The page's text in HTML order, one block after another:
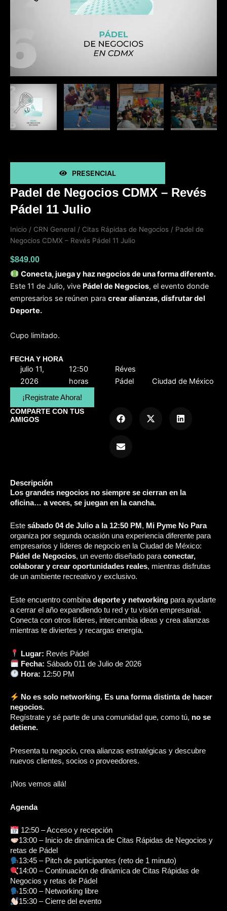
PRESENCIAL
Padel de Negocios CDMX – Revés
Pádel 11 Julio
Inicio / CRN General / Citas Rápidas de Negocios / Padel de
Negocios CDMX – Revés Pádel 11 Julio
$849.00
Conecta, juega y haz negocios de una forma diferente.
Este 11 de Julio, vive Pádel de Negocios, el evento donde
empresarios se reúnen para crear alianzas, disfrutar del
Deporte.
Cupo limitado.
FECHA Y HORA
julio 11,
2026
12:50
horas
Réves
Pádel
Ciudad de México
¡Registrate Ahora!
COMPARTE CON TUS
AMIGOS
Descripción
Los grandes negocios no siempre se cierran en la
oficina… a veces, se juegan en la cancha.
Este sábado 04 de Julio a la 12:50 PM , Mi Pyme No Para
organiza por segunda ocasión una experiencia diferente para
empresarios y líderes de negocio en la Ciudad de México:
Pádel de Negocios, un evento diseñado paraconectar,
colaborar y crear oportunidades reales, mientras disfrutas
de un ambiente recreativo y exclusivo.
Este encuentro combina deporte y networking para ayudarte
a cerrar el año expandiendo tu red y tu visión empresarial.
Conecta con otros líderes, intercambia ideas y crea alianzas
mientras te diviertes y recargas energía.
Lugar: Revés Pádel
Fecha: Sábado 011 de Julio de 2026
Hora: 12:50 PM
No es solo networking. Es una forma distinta de hacer
negocios.
Regístrate y sé parte de una comunidad que, como tú, no se
detiene.
Presenta tu negocio, crea alianzas estratégicas y descubre
nuevos clientes, socios o proveedores.
¡Nos vemos allá!
Agenda
12:50 – Acceso y recepción
13:00 – Inicio de dinámica de Citas Rápidas de Negocios y
retas de Pádel
13:45 – Pitch de participantes (reto de 1 minuto)
14:00 – Continuación de dinámica de Citas Rápidas de
Negocios y retas de Pádel
15:00 – Networking libre
15:30 – Cierre del evento